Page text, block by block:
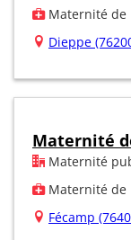
Maternité de
Dieppe
Maternité
Maternité
Maternité de
Fécamp